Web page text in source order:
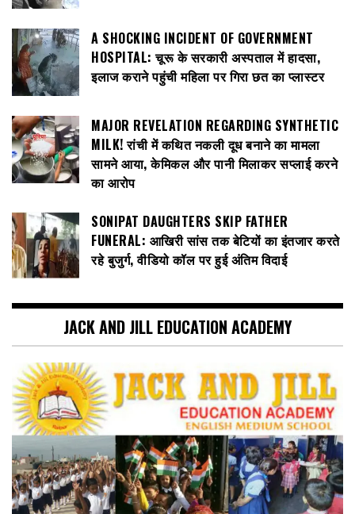
A SHOCKING INCIDENT OF GOVERNMENT
HOSPITAL: चूरू के सरकारी अस्पताल में हादसा,
इलाज कराने पहुंची महिला पर गिरा छत का प्लास्टर
MAJOR REVELATION REGARDING SYNTHETIC
MILK! रांची में कथित नकली दूध बनाने का मामला
सामने आया, केमिकल और पानी मिलाकर सप्लाई करने
का आरोप
SONIPAT DAUGHTERS SKIP FATHER
FUNERAL: आखिरी सांस तक बेटियों का इंतजार करते
रहे बुजुर्ग, वीडियो कॉल पर हुई अंतिम विदाई
JACK AND JILL EDUCATION ACADEMY